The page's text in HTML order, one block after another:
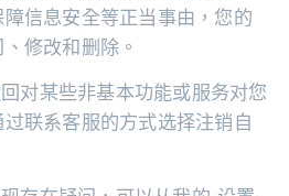
信息安全等正当事由，您的
修改和删除。
对某些非基本功能或服务对您
联系客服的方式选择注销自